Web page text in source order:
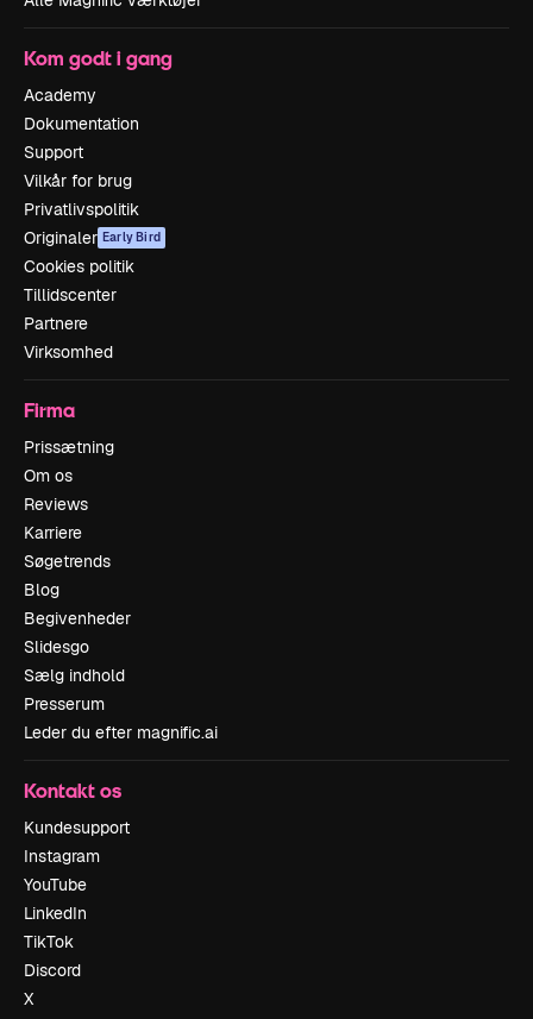
Kom godt i gang
Academy
Dokumentation
Support
Vilkår for brug
Privatlivspolitik
Originaler Early Bird
Cookies politik
Tillidscenter
Partnere
Virksomhed
Firma
Prissætning
Om os
Reviews
Karriere
Søgetrends
Blog
Begivenheder
Slidesgo
Sælg indhold
Presserum
Leder du efter magnific.ai
Kontakt os
Kundesupport
Instagram
YouTube
LinkedIn
TikTok
Discord
X